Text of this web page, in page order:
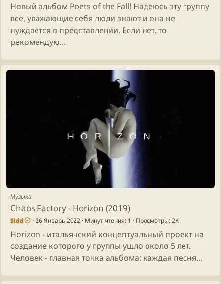
Новый альбом Poets of the Fall! Надеюсь эту группу
все, уважающие себя люди знают и она не
нуждается в представлении. Если нет, то
рекомендую...
Музыка
Chaos Factory - Horizon (2019)
Sidd 26 Январь 2022 Минут чтения: 1 Просмотры: 2К
Horizon - итальянский концептуальный проект на
создание которого у группы ушло около 5 лет.
Человек - главная точка альбома: каждая песня...